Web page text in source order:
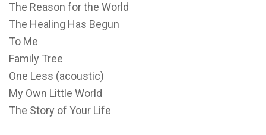
The Reason for the World
The Healing Has Begun
To Me
Family Tree
One Less (acoustic)
My Own Little World
The Story of Your Life